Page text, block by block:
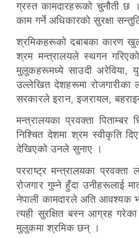
ग्रस्त कामदारहरूको चुनौती छ
काम गर्ने अधिकारको सुरक्षा
श्रमिकहरूको दबाबका कारण
श्रम मन्त्रालयले स्थगन
मुलुकहरूमध्ये साउदी अरेविया,
उल्लेखित देशहरूमा रोजगारीका
सरकारले इरान, इजरायल,
मन्त्रालयका प्रवक्ता
निश्चित देशमा श्रम स्वीकृति
देखिएको उनले सुनाए ।
परराष्ट्र मन्त्रालयका
रोजगार गुम्ने हुँदा उनीहरूलाई
नेपाली कामदारले अति आवश्यक
त्यही सुरक्षित बस्न आग्रह
मुलुकमा श्रमिक छन् ।